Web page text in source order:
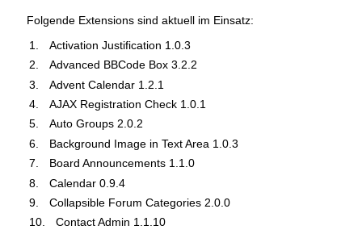
Folgende Extensions sind aktuell im Einsatz:
Activation Justification 1.0.3
Advanced BBCode Box 3.2.2
Advent Calendar 1.2.1
AJAX Registration Check 1.0.1
Auto Groups 2.0.2
Background Image in Text Area 1.0.3
Board Announcements 1.1.0
Calendar 0.9.4
Collapsible Forum Categories 2.0.0
Contact Admin 1.1.10